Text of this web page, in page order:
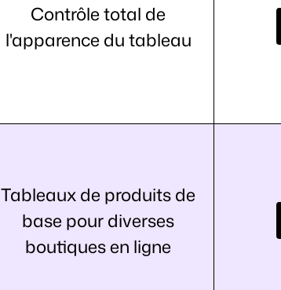
Contrôle total de
l'apparence du tableau
Tableaux de produits de
base pour diverses
boutiques en ligne